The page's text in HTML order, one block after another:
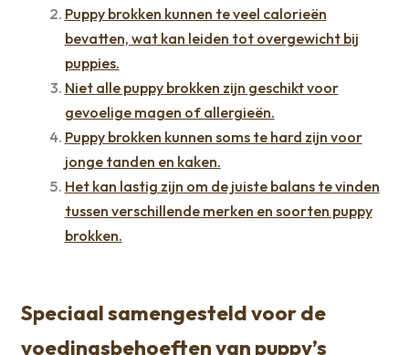
Puppy brokken kunnen te veel calorieën
bevatten, wat kan leiden tot overgewicht bij
puppies.
Niet alle puppy brokken zijn geschikt voor
gevoelige magen of allergieën.
Puppy brokken kunnen soms te hard zijn voor
jonge tanden en kaken.
Het kan lastig zijn om de juiste balans te vinden
tussen verschillende merken en soorten puppy
brokken.
Speciaal samengesteld voor de
voedingsbehoeften van puppy’s